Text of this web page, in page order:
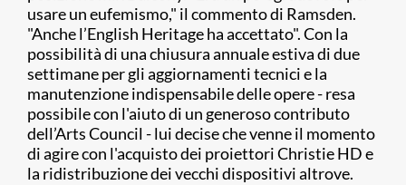
usare un eufemismo," il commento di Ramsden.
"Anche l’English Heritage ha accettato". Con la
possibilità di una chiusura annuale estiva di due
settimane per gli aggiornamenti tecnici e la
manutenzione indispensabile delle opere - resa
possibile con l'aiuto di un generoso contributo
dell’Arts Council - lui decise che venne il momento
di agire con l'acquisto dei proiettori Christie HD e
la ridistribuzione dei vecchi dispositivi altrove.